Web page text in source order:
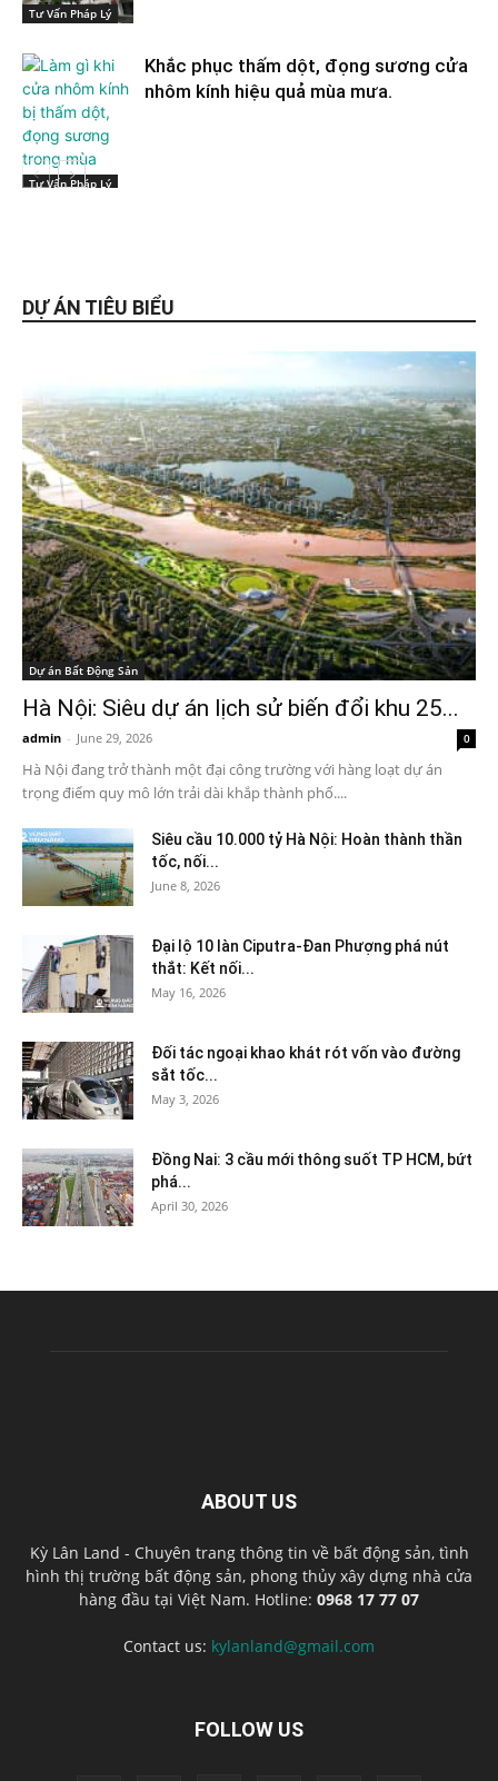
Tư Vấn Pháp Lý
Tư Vấn Pháp Lý
Khắc phục thấm dột, đọng sương cửa
nhôm kính hiệu quả mùa mưa.
DỰ ÁN TIÊU BIỂU
Dự án Bất Động Sản
Hà Nội: Siêu dự án lịch sử biến đổi khu 25...
admin - June 29, 2026 0
Hà Nội đang trở thành một đại công trường với hàng loạt dự án
trọng điểm quy mô lớn trải dài khắp thành phố....
Siêu cầu 10.000 tỷ Hà Nội: Hoàn thành thần
tốc, nối...
June 8, 2026
Đại lộ 10 làn Ciputra-Đan Phượng phá nút
thắt: Kết nối...
May 16, 2026
Đối tác ngoại khao khát rót vốn vào đường
sắt tốc...
May 3, 2026
Đồng Nai: 3 cầu mới thông suốt TP HCM, bứt
phá...
April 30, 2026
ABOUT US
Kỳ Lân Land - Chuyên trang thông tin về bất động sản, tình
hình thị trường bất động sản, phong thủy xây dựng nhà cửa
hàng đầu tại Việt Nam. Hotline: 0968 17 77 07
Contact us: kylanland@gmail.com
FOLLOW US